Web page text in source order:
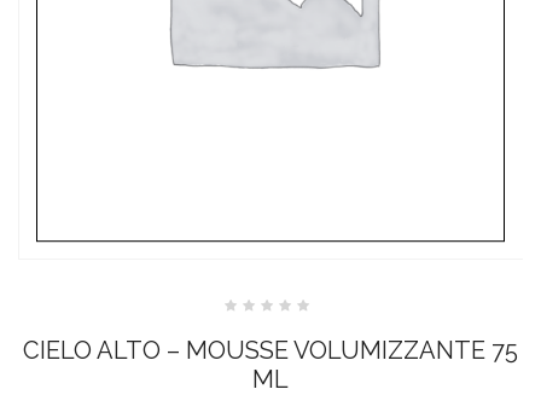
su
5
CIELO ALTO – MOUSSE VOLUMIZZANTE 75
ML